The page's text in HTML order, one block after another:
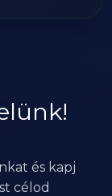
és kapj
célod